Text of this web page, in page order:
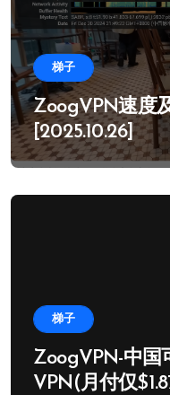
梯子
ZoogVPN速度
[2025.10.26]
梯子
ZoogVPN-中国
VPN(月付仅